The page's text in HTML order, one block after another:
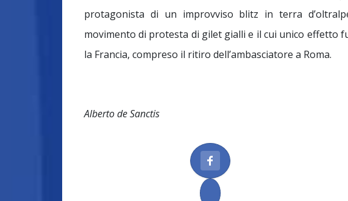
protagonista di un improvviso blitz in terra
movimento di protesta di gilet gialli e il cui unico effetto
la Francia, compreso il ritiro dell’ambasciatore a Roma.
Alberto de Sanctis